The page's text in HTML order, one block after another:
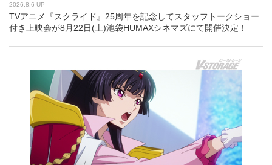
2026.8.6 UP
TVアニメ『スクライド』25周年を記念してスタッフトークショー
付き上映会が8月22日(土)池袋HUMAXシネマズにて開催決定！